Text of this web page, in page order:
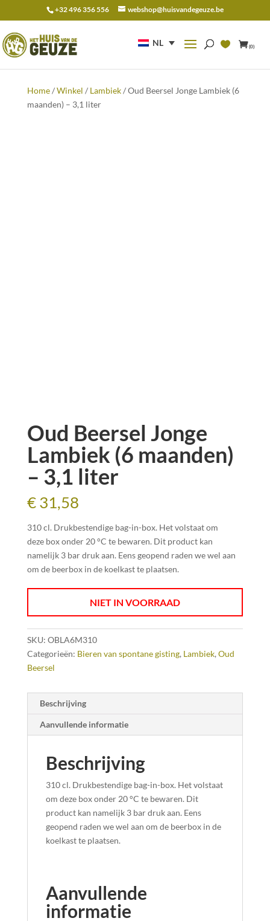
+32 496 356 556 webshop@huisvandegeuze.be
NL (0)
naar:
Home/Winkel / Lambiek/ Oud Beersel Jonge Lambiek (6
maanden) – 3,1 liter
Oud Beersel Jonge
Lambiek (6 maanden)
– 3,1 liter
€31,58
310 cl. Drukbestendige bag-in-box. Het volstaat om
deze box onder 20 °C te bewaren. Dit product kan
namelijk 3 bar druk aan. Eens geopend raden we wel aan
om de beerbox in de koelkast te plaatsen.
NIET IN VOORRAAD
SKU: OBLA6M310
Categorieën: Bieren van spontane gisting, Lambiek, Oud
Beersel
Beschrijving
Aanvullende informatie
Beschrijving
310 cl. Drukbestendige bag-in-box. Het volstaat
om deze box onder 20 °C te bewaren. Dit
product kan namelijk 3 bar druk aan. Eens
geopend raden we wel aan om de beerbox in de
koelkast te plaatsen.
Aanvullende
informatie